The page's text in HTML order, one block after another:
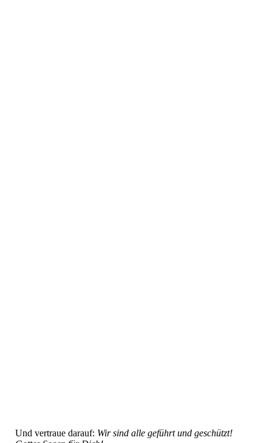
Und vertraue darauf: Wir sind alle geführt und geschützt!